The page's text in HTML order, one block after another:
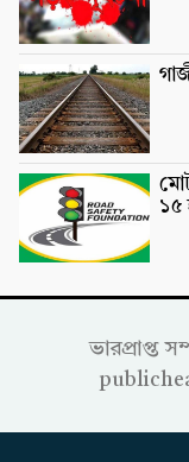
১৫
ভারপ্রাপ্ত